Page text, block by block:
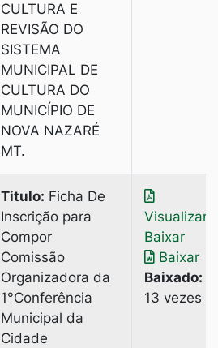
CULTURA E
REVISÃO DO
SISTEMА
MUNICIPAL DE
CULTURA DO
MUNICÍPIO DE
NOVA NAZARÉ
MT.
Titulo: Ficha De
Inscrição para
Compor
Comissão
Organizadora da
1°Conferência
Municipal da
Cidade
Visualizar
Baixar
Baixar
Baixado:
13 vezes